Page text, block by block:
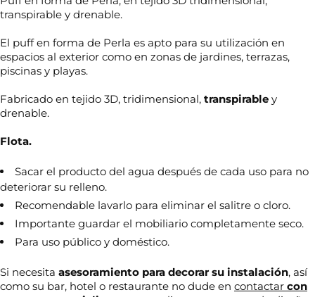
transpirable y drenable.
El puff en forma de Perla es apto para su utilización en
espacios al exterior como en zonas de jardines, terrazas,
piscinas y playas.
Fabricado en tejido 3D, tridimensional, transpirable y
drenable.
Flota.
Sacar el producto del agua después de cada uso para no
deteriorar su relleno.
Recomendable lavarlo para eliminar el salitre o cloro.
Importante guardar el mobiliario completamente seco.
Para uso público y doméstico.
Si necesita asesoramiento para decorar su instalación, así
como su bar, hotel o restaurante no dude en contactar con